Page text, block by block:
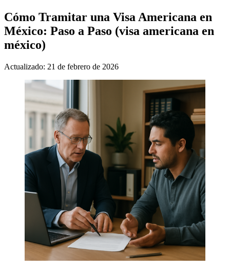
Cómo Tramitar una Visa Americana en
México: Paso a Paso (visa americana en
méxico)
Actualizado: 21 de febrero de 2026